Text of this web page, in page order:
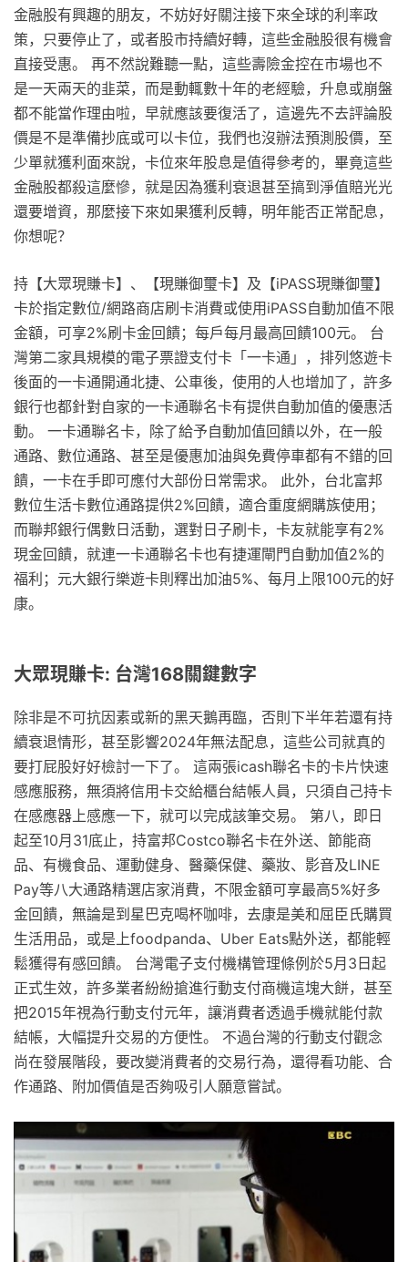
金融股有興趣的朋友，不妨好好關注接下來全球的利率政
策，只要停止了，或者股市持續好轉，這些金融股很有機會
直接受惠。 再不然說難聽一點，這些壽險金控在市場也不
是一天兩天的韭菜，而是動輒數十年的老經驗，升息或崩盤
都不能當作理由啦，早就應該要復活了，這邊先不去評論股
價是不是準備抄底或可以卡位，我們也沒辦法預測股價，至
少單就獲利面來說，卡位來年股息是值得參考的，畢竟這些
金融股都殺這麼慘，就是因為獲利衰退甚至搞到淨值賠光光
還要增資，那麼接下來如果獲利反轉，明年能否正常配息，
你想呢？
持【大眾現賺卡】、【現賺御璽卡】及【iPASS現賺御璽】
卡於指定數位/網路商店刷卡消費或使用iPASS自動加值不限
金額，可享2%刷卡金回饋；每戶每月最高回饋100元。 台
灣第二家具規模的電子票證支付卡「一卡通」，排列悠遊卡
後面的一卡通開通北捷、公車後，使用的人也增加了，許多
銀行也都針對自家的一卡通聯名卡有提供自動加值的優惠活
動。 一卡通聯名卡，除了給予自動加值回饋以外，在一般
通路、數位通路、甚至是優惠加油與免費停車都有不錯的回
饋，一卡在手即可應付大部份日常需求。 此外，台北富邦
數位生活卡數位通路提供2%回饋，適合重度網購族使用；
而聯邦銀行偶數日活動，選對日子刷卡，卡友就能享有2%
現金回饋，就連一卡通聯名卡也有捷運閘門自動加值2%的
福利；元大銀行樂遊卡則釋出加油5%、每月上限100元的好
康。
大眾現賺卡: 台灣168關鍵數字
除非是不可抗因素或新的黑天鵝再臨，否則下半年若還有持
續衰退情形，甚至影響2024年無法配息，這些公司就真的
要打屁股好好檢討一下了。 這兩張icash聯名卡的卡片快速
感應服務，無須將信用卡交給櫃台結帳人員，只須自己持卡
在感應器上感應一下，就可以完成該筆交易。 第八，即日
起至10月31底止，持富邦Costco聯名卡在外送、節能商
品、有機食品、運動健身、醫藥保健、藥妝、影音及LINE
Pay等八大通路精選店家消費，不限金額可享最高5%好多
金回饋，無論是到星巴克喝杯咖啡，去康是美和屈臣氏購買
生活用品，或是上foodpanda、Uber Eats點外送，都能輕
鬆獲得有感回饋。 台灣電子支付機構管理條例於5月3日起
正式生效，許多業者紛紛搶進行動支付商機這塊大餅，甚至
把2015年視為行動支付元年，讓消費者透過手機就能付款
結帳，大幅提升交易的方便性。 不過台灣的行動支付觀念
尚在發展階段，要改變消費者的交易行為，還得看功能、合
作通路、附加價值是否夠吸引人願意嘗試。